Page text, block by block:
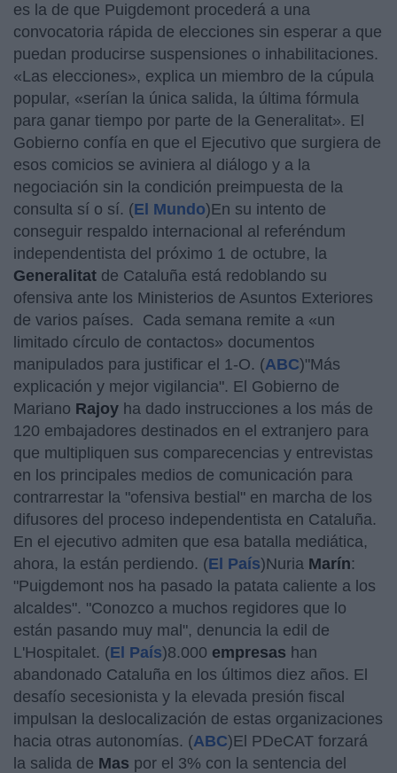
es la de que Puigdemont procederá a una
convocatoria rápida de elecciones sin esperar a que
puedan producirse suspensiones o inhabilitaciones.
«Las elecciones», explica un miembro de la cúpula
popular, «serían la única salida, la última fórmula
para ganar tiempo por parte de la Generalitat». El
Gobierno confía en que el Ejecutivo que surgiera de
esos comicios se aviniera al diálogo y a la
negociación sin la condición preimpuesta de la
consulta sí o sí. (El Mundo)En su intento de
conseguir respaldo internacional al referéndum
independentista del próximo 1 de octubre, la
Generalitat de Cataluña está redoblando su
ofensiva ante los Ministerios de Asuntos Exteriores
de varios países. Cada semana remite a «un
limitado círculo de contactos» documentos
manipulados para justificar el 1-O. (ABC)"Más
explicación y mejor vigilancia". El Gobierno de
Mariano Rajoy ha dado instrucciones a los más de
120 embajadores destinados en el extranjero para
que multipliquen sus comparecencias y entrevistas
en los principales medios de comunicación para
contrarrestar la "ofensiva bestial" en marcha de los
difusores del proceso independentista en Cataluña.
En el ejecutivo admiten que esa batalla mediática,
ahora, la están perdiendo. (El País)Nuria Marín:
"Puigdemont nos ha pasado la patata caliente a los
alcaldes". "Conozco a muchos regidores que lo
están pasando muy mal", denuncia la edil de
L'Hospitalet. (El País)8.000 empresas han
abandonado Cataluña en los últimos diez años. El
desafío secesionista y la elevada presión fiscal
impulsan la deslocalización de estas organizaciones
hacia otras autonomías. (ABC)El PDeCAT forzará
la salida de Mas por el 3% con la sentencia del